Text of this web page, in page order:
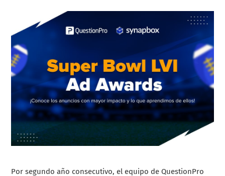
Por segundo año consecutivo, el equipo de QuestionPro